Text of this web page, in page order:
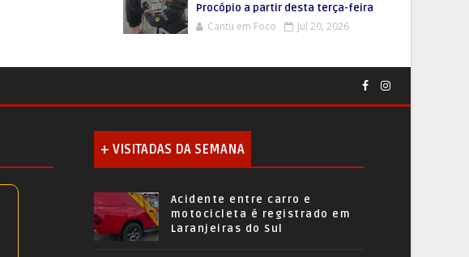
Procópio a partir desta terça-feira
Cantu em Foco Jul 20, 2026
+ VISITADAS DA SEMANA
Acidente entre carro e
motocicleta é registrado em
Laranjeiras do Sul